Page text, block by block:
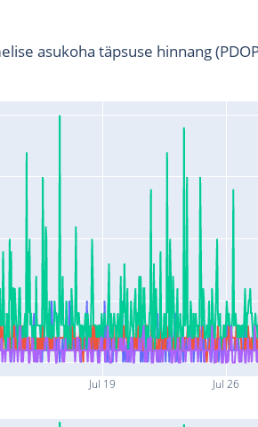
Jul 19 Jul 26
asukoha täpsuse hinnang